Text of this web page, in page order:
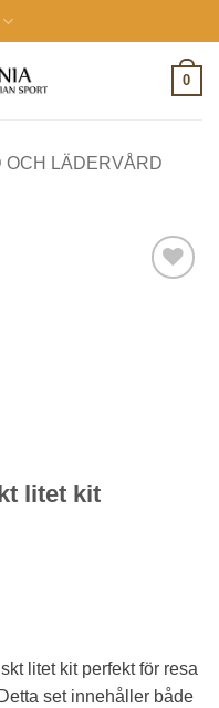
0
OCH LÄDERVÅRD
litet kit
litet kit perfekt för resa
set innehåller både